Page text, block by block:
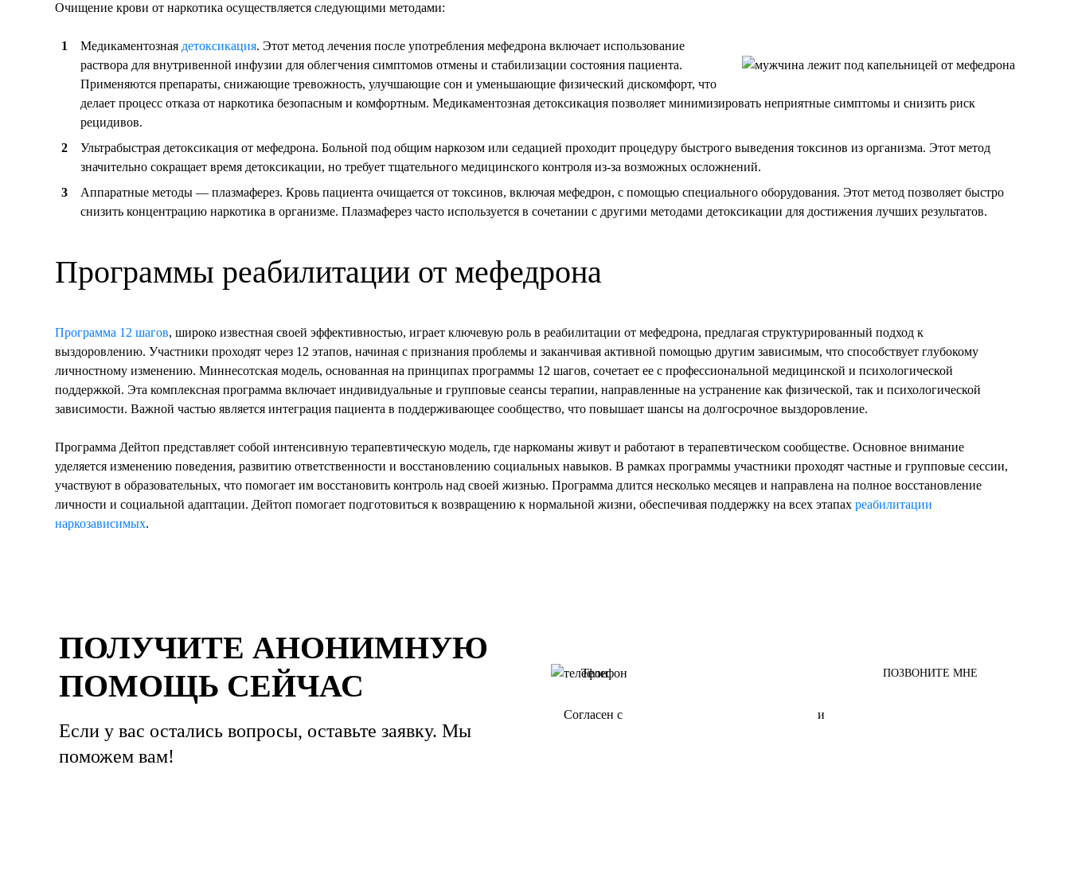
Стоимость услуги
5 500₽
ЗАКАЗАТЬ ЗВОНОК
Стоимость услуги
6 100₽
ЗАКАЗАТЬ ЗВОНОК
от2 000₽
ЗАКАЗАТЬ ЗВОНОК
Очищение крови от наркотика осуществляется следующими методами:
Медикаментозная детоксикация. Этот метод лечения после употребления мефедрона включает использование
раствора для внутривенной инфузии для облегчения симптомов отмены и стабилизации состояния пациента.
Применяются препараты, снижающие тревожность, улучшающие сон и уменьшающие физический дискомфорт, что
делает процесс отказа от наркотика безопасным и комфортным. Медикаментозная детоксикация позволяет минимизировать неприятные симптомы и снизить риск
рецидивов.
Ультрабыстрая детоксикация от мефедрона. Больной под общим наркозом или седацией проходит процедуру быстрого выведения токсинов из организма. Этот метод
значительно сокращает время детоксикации, но требует тщательного медицинского контроля из-за возможных осложнений.
Аппаратные методы — плазмаферез. Кровь пациента очищается от токсинов, включая мефедрон, с помощью специального оборудования. Этот метод позволяет быстро
снизить концентрацию наркотика в организме. Плазмаферез часто используется в сочетании с другими методами детоксикации для достижения лучших результатов.
Программы реабилитации от мефедрона
Программа 12 шагов, широко известная своей эффективностью, играет ключевую роль в реабилитации от мефедрона, предлагая структурированный подход к
выздоровлению. Участники проходят через 12 этапов, начиная с признания проблемы и заканчивая активной помощью другим зависимым, что способствует глубокому
личностному изменению. Миннесотская модель, основанная на принципах программы 12 шагов, сочетает ее с профессиональной медицинской и психологической
поддержкой. Эта комплексная программа включает индивидуальные и групповые сеансы терапии, направленные на устранение как физической, так и психологической
зависимости. Важной частью является интеграция пациента в поддерживающее сообщество, что повышает шансы на долгосрочное выздоровление.
Программа Дейтоп представляет собой интенсивную терапевтическую модель, где наркоманы живут и работают в терапевтическом сообществе. Основное внимание
уделяется изменению поведения, развитию ответственности и восстановлению социальных навыков. В рамках программы участники проходят частные и групповые сессии,
участвуют в образовательных, что помогает им восстановить контроль над своей жизнью. Программа длится несколько месяцев и направлена на полное восстановление
личности и социальной адаптации. Дейтоп помогает подготовиться к возвращению к нормальной жизни, обеспечивая поддержку на всех этапах реабилитации
наркозависимых.
ПОЛУЧИТЕ АНОНИМНУЮ
ПОМОЩЬ СЕЙЧАС
Если у вас остались вопросы, оставьте заявку. Мы
поможем вам!
ПОЗВОНИТЕ МНЕ
Согласен с и